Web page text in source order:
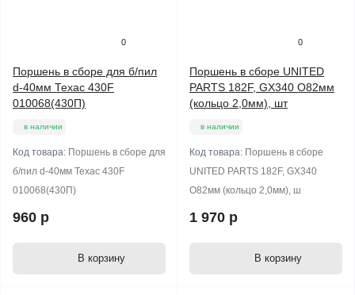
0
Поршень в сборе для б/пил
d-40мм Техас 430F
010068(430П)
в наличии
Код товара: Поршень в сборе для
б/пил d-40мм Техас 430F
010068(430П)
960 р
В корзину
0
Поршень в сборе UNITED
PARTS 182F, GX340 O82мм
(кольцо 2,0мм), шт
в наличии
Код товара: Поршень в сборе
UNITED PARTS 182F, GX340
O82мм (кольцо 2,0мм), ш
1 970 р
В корзину